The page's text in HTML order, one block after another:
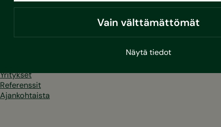
Vain välttämättömät
Näytä tiedot
Yritykset
Referenssit
Ajankohtaista